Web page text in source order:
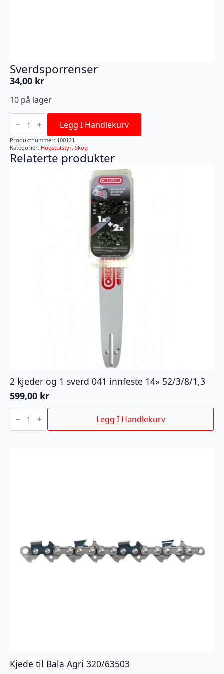
Sverdsporrenser
34,00 kr
10 på lager
Sverdsporrenser
antall Legg I Handlekurv
Produktnummer: 100121
Kategorier: Hogstutstyr, Skog
Relaterte produkter
2 kjeder og 1 sverd 041 innfeste 14» 52/3/8/1,3
599,00 kr
2
kjeder
1
Legg I Handlekurv
Kjede til Bala Agri 320/63503